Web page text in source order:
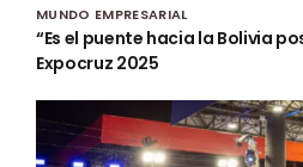
MUNDO EMPRESARIAL
“Es el puente hacia la Bolivia
Expocruz 2025